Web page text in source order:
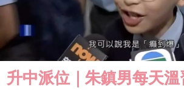
升中派位｜朱鎮男每天溫